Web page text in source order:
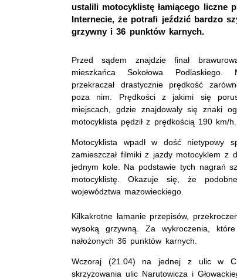
ustalili motocyklistę łamiącego liczne
Internecie, że potrafi jeździć bardzo
grzywny i 36 punktów karnych.
Przed sądem znajdzie finał
mieszkańca Sokołowa Podlaskiego.
przekraczał drastycznie prędkość
poza nim. Prędkości z jakimi się
miejscach, gdzie znajdowały się znaki
motocyklista pędził z prędkością 190 km/h.
Motocyklista wpadł w dość nietypowy
zamieszczał filmiki z jazdy motocyklem z
jednym kole. Na podstawie tych nagrań
motocyklistę. Okazuje się, że
województwa mazowieckiego.
Kilkakrotne łamanie przepisów,
wysoką grzywną. Za wykroczenia,
nałożonych 36 punktów karnych.
Wczoraj (21.04) na jednej z ulic w
skrzyżowania ulic Narutowicza i